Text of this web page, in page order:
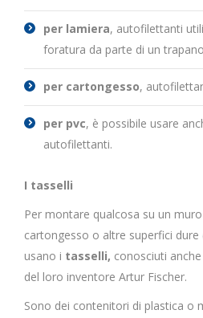
per lamiera, autofilettanti
foratura da parte di un
per cartongesso,
per pvc, è possibile usare
autofilettanti.
I tasselli
Per montare qualcosa su un
cartongesso o altre superfici dure
usano i tasselli, conosciuti
del loro inventore Artur Fischer.
Sono dei contenitori di plastica o